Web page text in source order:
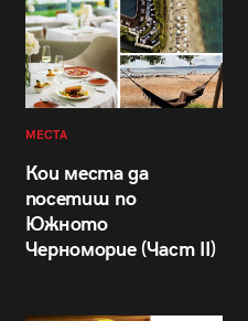
МЕСТА
Кои места да
посетиш по
Южното
Черноморие (Част II)